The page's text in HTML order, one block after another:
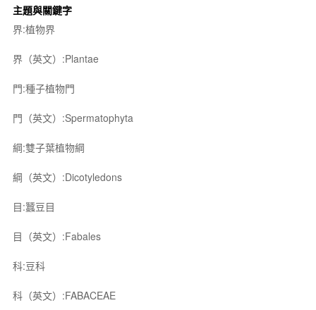
主題與關鍵字
界:植物界
界（英文）:Plantae
門:種子植物門
門（英文）:Spermatophyta
綱:雙子葉植物綱
綱（英文）:Dicotyledons
目:蠶豆目
目（英文）:Fabales
科:豆科
科（英文）:FABACEAE